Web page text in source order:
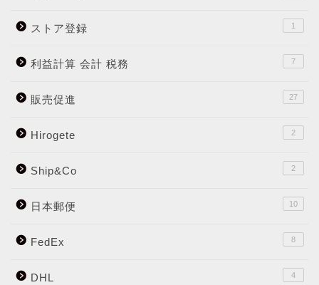
ストア登録 1
利益計算 会計 税務 7
販売促進 27
Hirogete 2
Ship&Co 2
日本郵便 10
FedEx 8
DHL 4